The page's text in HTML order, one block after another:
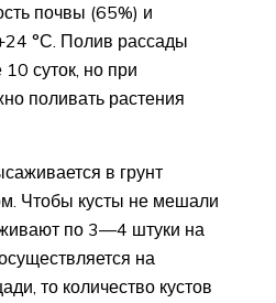
почвы (65%) и
°С. Полив рассады
суток, но при
поливать растения
в грунт
Чтобы кусты не мешали
по 3—4 штуки на
на
то количество кустов